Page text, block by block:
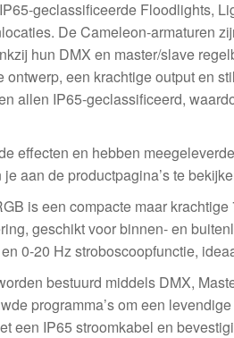
geclassificeerde Floodlights,
De Cameleon-armaturen
hun DMX en master/slave
ontwerp, een krachtige output en
allen IP65-geclassificeerd,
effecten en hebben
aan de productpagina’s te
is een compacte maar
geschikt voor binnen- en
0-20 Hz stroboscoopfunctie,
bestuurd middels DMX,
programma’s om een
een IP65 stroomkabel en